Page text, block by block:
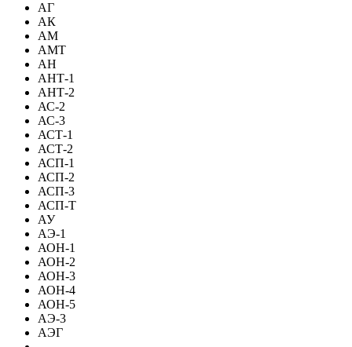
АГ
АК
АМ
АМТ
АН
АНТ-1
АНТ-2
АС-2
АС-3
АСТ-1
АСТ-2
АСП-1
АСП-2
АСП-3
АСП-Т
АУ
АЭ-1
АОН-1
АОН-2
АОН-3
АОН-4
АОН-5
АЭ-3
АЭГ